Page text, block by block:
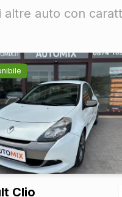
altre auto con
Clio